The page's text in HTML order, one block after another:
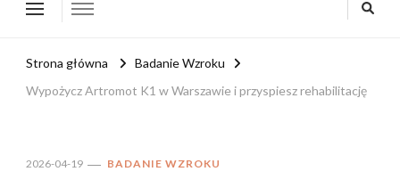
Strona główna
Badanie Wzroku
Wypożycz Artromot K1 w Warszawie i przyspiesz rehabilitację
2026-04-19 BADANIE WZROKU